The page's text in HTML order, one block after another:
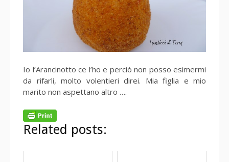
Io l’Arancinotto ce l’ho e perciò non posso esimermi
da rifarli, molto volentieri direi. Mia figlia e mio
marito non aspettano altro ….
Related posts: